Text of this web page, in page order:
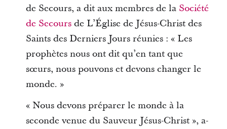
de Secours, a dit aux membres de la Société
de Secoursde L’Église de Jésus-Christ des
Saints des Derniers Jours réunies : « Les
prophètes nous ont dit qu’en tant que
sœurs, nous pouvons et devons changer le
monde. »
« Nous devons préparer le monde à la
seconde venue du Sauveur Jésus-Christ », a-